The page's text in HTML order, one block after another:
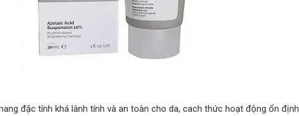
đặc tính khá lành tính và an toàn cho da, cach thức hoạt động ổn